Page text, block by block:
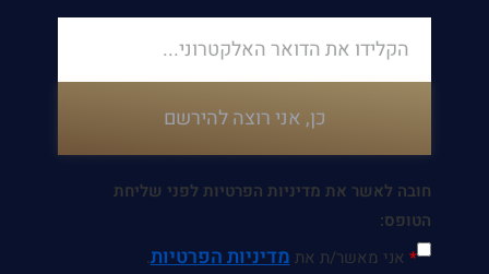
כן, אני רוצה להירשם
חובה לאשר את מדיניות הפרטיות לפני שליחת
הטופס:
* אני מאשר/ת את מדיניות הפרטיות.